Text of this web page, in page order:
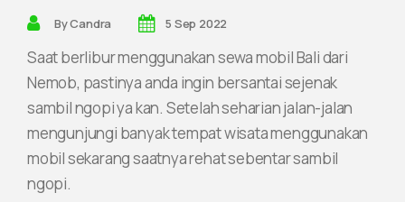
ByCandra 5 Sep 2022
Saat berlibur menggunakan sewa mobil Bali dari
Nemob, pastinya anda ingin bersantai sejenak
sambil ngopi ya kan. Setelah seharian jalan-jalan
mengunjungi banyak tempat wisata menggunakan
mobil sekarang saatnya rehat sebentar sambil
ngopi.